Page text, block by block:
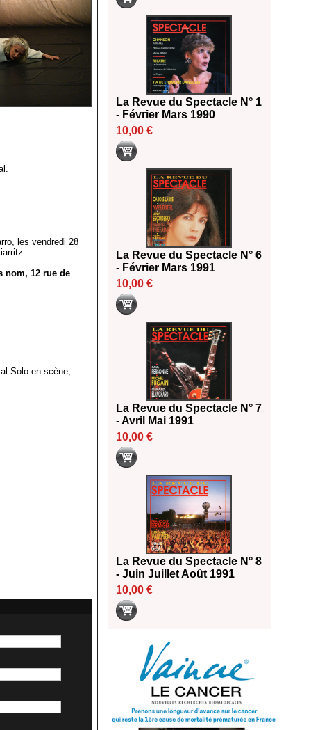
les vendredi 28
nom, 12 rue de
Solo en scène,
La Revue du Spectacle N° 1
- Février Mars 1990
10,00 €
La Revue du Spectacle N° 6
- Février Mars 1991
10,00 €
La Revue du Spectacle N° 7
- Avril Mai 1991
10,00 €
La Revue du Spectacle N° 8
- Juin Juillet Août 1991
10,00 €